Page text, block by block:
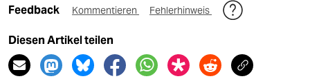
Feedback Kommentieren Fehlerhinweis
Diesen Artikel teilen